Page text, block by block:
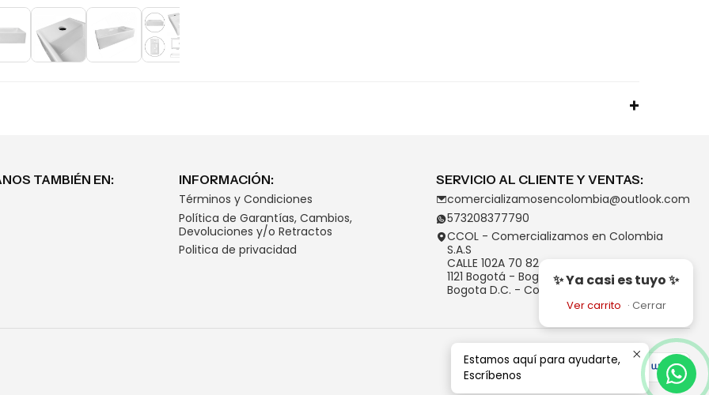
✨ Ya casi es tuyo ✨
Ver carrito · Cerrar
TAMBIÉN EN:
INFORMACIÓN:
Términos y Condiciones
Política de Garantías, Cambios,
Devoluciones y/o Retractos
Politica de privacidad
SERVICIO AL CLIENTE Y VENTAS:
comercializamosencolombia@outlook.com
573208377790
CCOL - Comercializamos en Colombia
S.A.S
CALLE 102A 70 82
1121 Bogotá - Bogotá D.C.
Bogota D.C. - Colombia
Estamos aquí para ayudarte,
Escríbenos